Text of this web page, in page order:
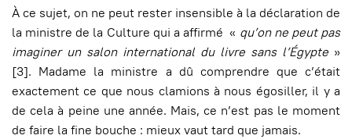
À ce sujet, on ne peut rester insensible à la déclaration de
la ministre de la Culture qui a affirmé « qu’on ne peut pas
imaginer un salon international du livre sans l’Égypte »
[3]. Madame la ministre a dû comprendre que c’était
exactement ce que nous clamions à nous égosiller, il y a
de cela à peine une année. Mais, ce n’est pas le moment
de faire la fine bouche : mieux vaut tard que jamais.